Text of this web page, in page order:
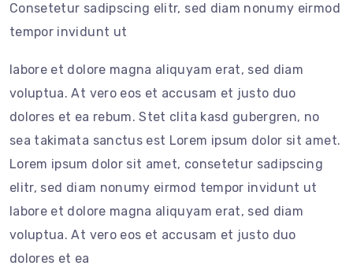
Consetetur sadipscing elitr, sed diam nonumy eirmod
tempor invidunt ut
labore et dolore magna aliquyam erat, sed diam
voluptua. At vero eos et accusam et justo duo
dolores et ea rebum. Stet clita kasd gubergren, no
sea takimata sanctus est Lorem ipsum dolor sit amet.
Lorem ipsum dolor sit amet, consetetur sadipscing
elitr, sed diam nonumy eirmod tempor invidunt ut
labore et dolore magna aliquyam erat, sed diam
voluptua. At vero eos et accusam et justo duo
dolores et ea